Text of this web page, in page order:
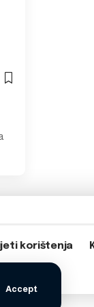
Accept
korištenja